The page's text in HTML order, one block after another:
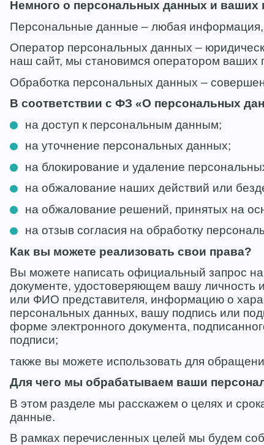
Немного о персональных данных и ваших
Персональные данные – любая информация,
Оператор персональных данных –
наш сайт, мы становимся оператором ваших
Обработка персональных данных –
В соответствии с ФЗ «О персональных
на доступ к персональным данным;
на уточнение персональных данных;
на блокирование и удаление
на обжалование наших действий или
на обжалование решений, принятых на
на отзыв согласия на обработку
Как вы можете реализовать свои права?
Вы можете написать официальный запрос
документе, удостоверяющем вашу личность
или ФИО представителя, информацию о
персональных данных, вашу подпись или
форме электронного документа,
подписи;
также вы можете использовать для
Для чего мы обрабатываем ваши
В этом разделе мы расскажем о целях и
данные.
В рамках перечисленных целей мы будем